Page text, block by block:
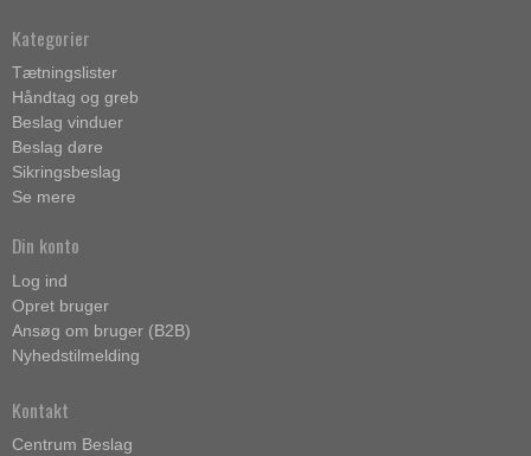
Kategorier
Tætningslister
Håndtag og greb
Beslag vinduer
Beslag døre
Sikringsbeslag
Se mere
Din konto
Log ind
Opret bruger
Ansøg om bruger (B2B)
Nyhedstilmelding
Kontakt
Centrum Beslag